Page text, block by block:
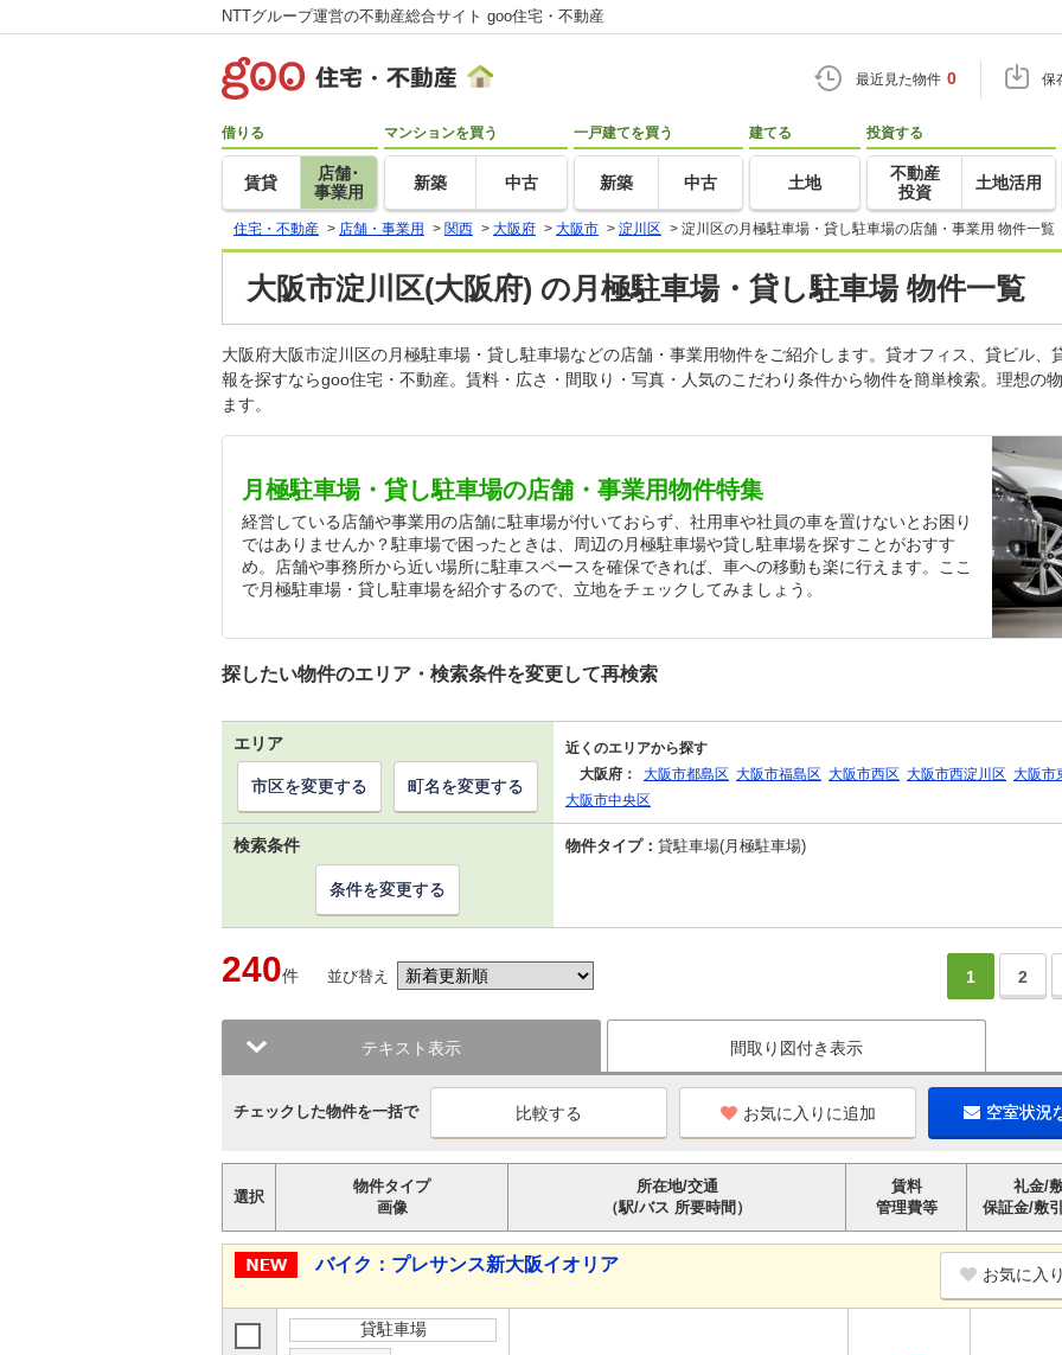
NTTグループ運営の不動産総合サイト goo住宅・不動産
最近見た物件 0 保
借りる
賃貸
店舗･
事業用
マンションを買う
新築 中古
一戸建てを買う
新築 中古
建てる
土地
投資する
不動産
投資
土地活用
住宅・不動産 > 店舗・事業用 > 関西 > 大阪府 > 大阪市 > 淀川区 > 淀川区の月極駐車場・貸し駐車場の店舗・事業用 物件一覧
大阪市淀川区(大阪府) の月極駐車場・貸し駐車場 物件一覧
大阪府大阪市淀川区の月極駐車場・貸し駐車場などの店舗・事業用物件をご紹介します。貸オフィス、貸ビル
報を探すならgoo住宅・不動産。賃料・広さ・間取り・写真・人気のこだわり条件から物件を簡単検索。理想の
ます。
月極駐車場・貸し駐車場の店舗・事業用物件特集
経営している店舗や事業用の店舗に駐車場が付いておらず、社用車や社員の車を置けないとお困り
ではありませんか？駐車場で困ったときは、周辺の月極駐車場や貸し駐車場を探すことがおすす
め。店舗や事務所から近い場所に駐車スペースを確保できれば、車への移動も楽に行えます。ここ
で月極駐車場・貸し駐車場を紹介するので、立地をチェックしてみましょう。
探したい物件のエリア・検索条件を変更して再検索
エリア
近くのエリアから探す
大阪府：
大阪市都島区 大阪市福島区 大阪市西区 大阪市西淀川区 大阪市
大阪市中央区
市区を変更する 町名を変更する
検索条件 物件タイプ： 貸駐車場(月極駐車場)
条件を変更する
240件 並び替え 1 2
テキスト表示 間取り図付き表示
チェックした物件を一括で お気に入りに追加 空室状況
選択
物件タイプ
画像
所在地/交通
（駅/バス 所要時間）
賃料
管理費等
礼金/
保証金/敷
バイク：プレサンス新大阪イオリア お気に入
貸駐車場